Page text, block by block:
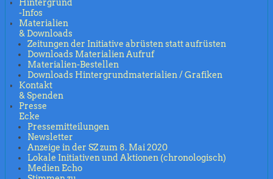
Hintergrund
-Infos
Materialien
& Downloads
Zeitungen der Initiative abrüsten statt aufrüsten
Downloads Materialien Aufruf
Materialien-Bestellen
Downloads Hintergrundmaterialien / Grafiken
Kontakt
& Spenden
Presse
Ecke
Pressemitteilungen
Newsletter
Anzeige in der SZ zum 8. Mai 2020
Lokale Initiativen und Aktionen (chronologisch)
Medien Echo